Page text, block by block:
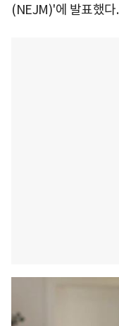
(NEJM)'에 발표했다.